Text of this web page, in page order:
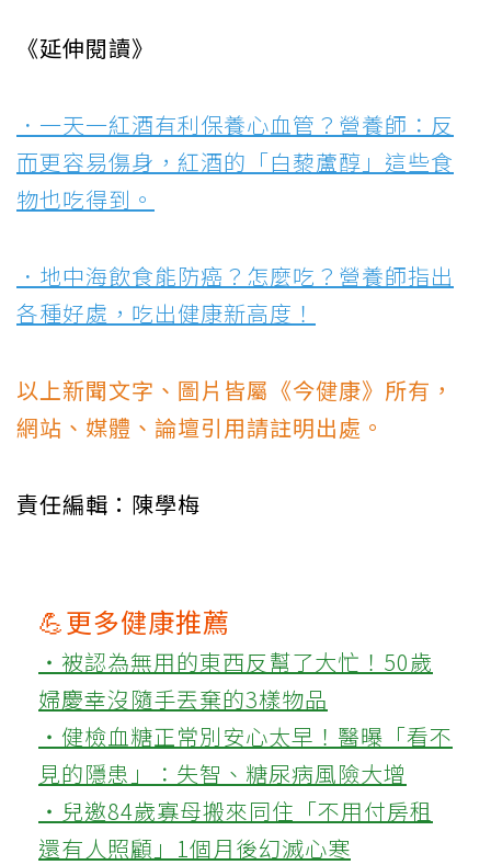
《延伸閱讀》
．一天一紅酒有利保養心血管？營養師：反
而更容易傷身，紅酒的「白藜蘆醇」這些食
物也吃得到。
．地中海飲食能防癌？怎麼吃？營養師指出
各種好處，吃出健康新高度！
以上新聞文字、圖片皆屬《今健康》所有，
網站、媒體、論壇引用請註明出處。
責任編輯：陳學梅
💪更多健康推薦
‧被認為無用的東西反幫了大忙！50歲
婦慶幸沒隨手丟棄的3樣物品
‧健檢血糖正常別安心太早！醫曝「看不
見的隱患」：失智、糖尿病風險大增
‧兒邀84歲寡母搬來同住「不用付房租
還有人照顧」1個月後幻滅心寒